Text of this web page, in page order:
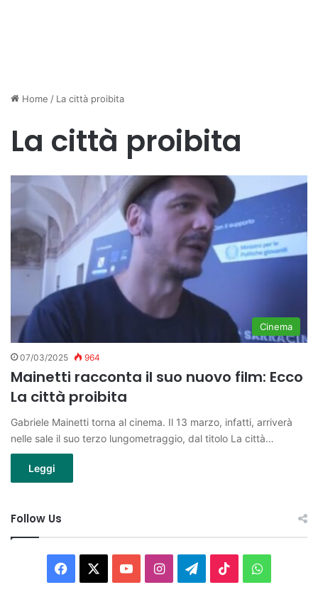
Home / La città proibita
La città proibita
Cinema
07/03/2025 964
Mainetti racconta il suo nuovo film: Ecco
La città proibita
Gabriele Mainetti torna al cinema. Il 13 marzo, infatti, arriverà
nelle sale il suo terzo lungometraggio, dal titolo La città…
Leggi
Follow Us
Facebook You InstagramTelegram
TikTok